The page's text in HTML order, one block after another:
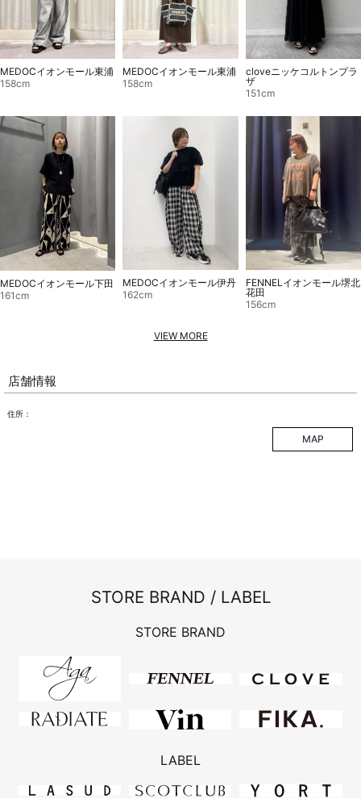
MEDOCイオンモール東浦
158cm
MEDOCイオンモール東浦
158cm
cloveニッケコルトンプラ
ザ
151cm
MEDOCイオンモール下田
161cm
MEDOCイオンモール伊丹
162cm
FENNELイオンモール堺北
花田
156cm
VIEW MORE
店舗情報
住所：
MAP
STORE BRAND / LABEL
STORE BRAND
LABEL